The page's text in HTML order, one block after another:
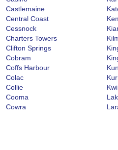
Castlemaine
Central Coast
Cessnock
Charters Towers
Clifton Springs
Cobram
Coffs Harbour
Colac
Collie
Cooma
Cowra